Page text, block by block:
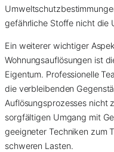
gefährliche Stoffe nicht die
Ein weiterer wichtiger
Wohnungsauflösungen ist
Eigentum. Professionelle
die verbleibenden
Auflösungsprozesses nicht
sorgfältigen Umgang mit
geeigneter Techniken zum
schweren Lasten.